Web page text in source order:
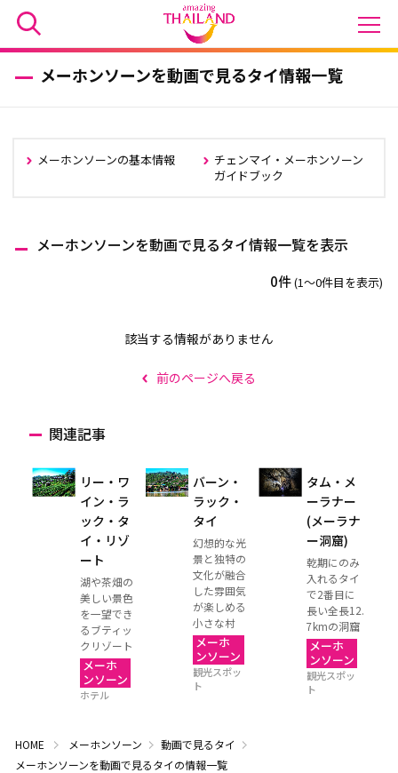
メーホンソーンを動画で見るタイ情報一覧
メーホンソーンの基本情報
チェンマイ・メーホンソーン
ガイドブック
メーホンソーンを動画で見るタイ情報一覧を表示
0件(1〜0件目を表示)
該当する情報がありません
前のページへ戻る
関連記事
リー・ワ
イン・ラ
ック・タ
イ・リゾ
ート
湖や茶畑の
美しい景色
を一望でき
るブティッ
クリゾート
メーホ
ンソーン
ホテル
バーン・
ラック・
タイ
幻想的な光
景と独特の
文化が融合
した雰囲気
が楽しめる
小さな村
メーホ
ンソーン
観光スポッ
ト
タム・メ
ーラナー
(メーラナ
ー洞窟)
乾期にのみ
入れるタイ
で2番目に
長い全長12.
7kmの洞窟
メーホ
ンソーン
観光スポッ
ト
HOME メーホンソーン
動画で見るタイ
メーホンソーンを動画で見るタイの情報一覧